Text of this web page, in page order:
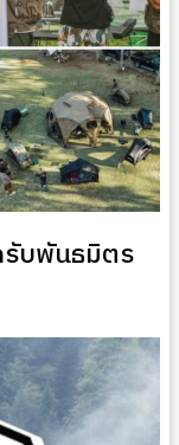
รับพันธมิตร